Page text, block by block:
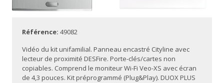
Référence: 49082
Vidéo du kit unifamilial. Panneau encastré Cityline avec
lecteur de proximité DESFire. Porte-clés/cartes non
copiables. Comprend le moniteur Wi-Fi Veo-XS avec écran
de 4,3 pouces. Kit préprogrammé (Plug&Play). DUOX PLUS